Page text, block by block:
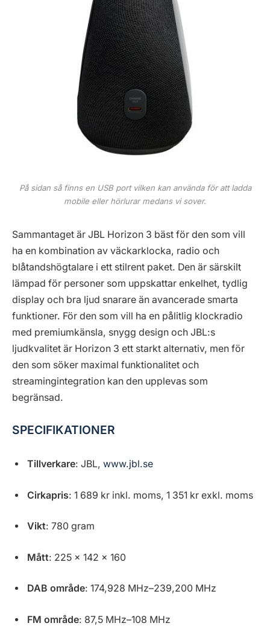
På sidan så finns en USB port vilken kan använda för att ladda
mobile eller hörlurar medans vi sover.
Sammantaget är JBL Horizon 3 bäst för den som vill
ha en kombination av väckarklocka, radio och
blåtandshögtalare i ett stilrent paket. Den är särskilt
lämpad för personer som uppskattar enkelhet, tydlig
display och bra ljud snarare än avancerade smarta
funktioner. För den som vill ha en pålitlig klockradio
med premiumkänsla, snygg design och JBL:s
ljudkvalitet är Horizon 3 ett starkt alternativ, men för
den som söker maximal funktionalitet och
streamingintegration kan den upplevas som
begränsad.
SPECIFIKATIONER
Tillverkare: JBL, www.jbl.se
Cirkapris: 1 689 kr inkl. moms, 1 351 kr exkl. moms
Vikt: 780 gram
Mått: 225 x 142 x 160
DAB område: 174,928 MHz–239,200 MHz
FM område: 87,5 MHz–108 MHz